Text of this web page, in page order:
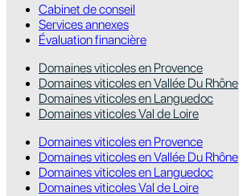
Cabinet de conseil
Services annexes
Évaluation financière
Domaines viticoles en Provence
Domaines viticoles en Vallée Du Rhône
Domaines viticoles en Languedoc
Domaines viticoles Val de Loire
Domaines viticoles en Provence
Domaines viticoles en Vallée Du Rhône
Domaines viticoles en Languedoc
Domaines viticoles Val de Loire